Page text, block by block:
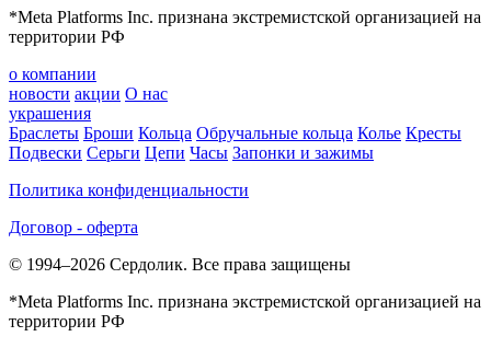
*Meta Platforms Inc. признана экстремистской организацией на
территории РФ
о компании
новости акции О нас
украшения
Браслеты Броши Кольца Обручальные кольца Колье Кресты
Подвески Серьги Цепи Часы Запонки и зажимы
Политика конфиденциальности
Договор - оферта
© 1994–2026 Сердолик. Все права защищены
*Meta Platforms Inc. признана экстремистской организацией на
территории РФ